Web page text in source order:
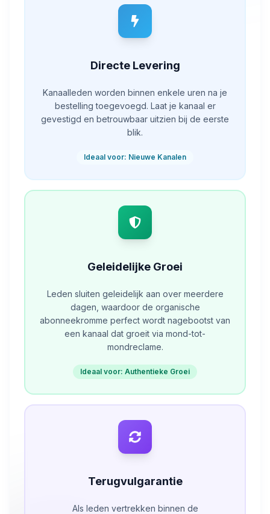
Directe Levering
Kanaalleden worden binnen enkele uren na je
bestelling toegevoegd. Laat je kanaal er
gevestigd en betrouwbaar uitzien bij de eerste
blik.
Ideaal voor: Nieuwe Kanalen
Geleidelijke Groei
Leden sluiten geleidelijk aan over meerdere
dagen, waardoor de organische
abonneekromme perfect wordt nagebootst van
een kanaal dat groeit via mond-tot-
mondreclame.
Ideaal voor: Authentieke Groei
Terugvulgarantie
Als leden vertrekken binnen de